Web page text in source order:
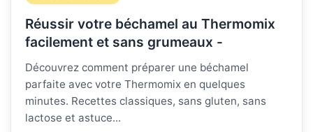
Réussir votre béchamel au Thermomix
facilement et sans grumeaux -
Découvrez comment préparer une béchamel
parfaite avec votre Thermomix en quelques
minutes. Recettes classiques, sans gluten, sans
lactose et astuce...